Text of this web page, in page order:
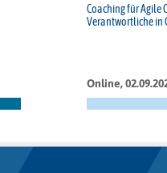
Coaching für Agile
Verantwortliche in
Online,